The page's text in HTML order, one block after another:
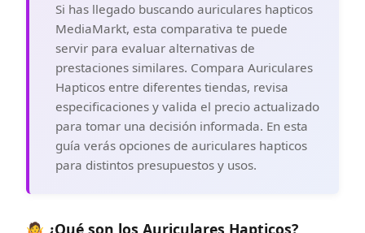
Si has llegado buscando auriculares hapticos
MediaMarkt, esta comparativa te puede
servir para evaluar alternativas de
prestaciones similares. Compara Auriculares
Hapticos entre diferentes tiendas, revisa
especificaciones y valida el precio actualizado
para tomar una decisión informada. En esta
guía verás opciones de auriculares hapticos
para distintos presupuestos y usos.